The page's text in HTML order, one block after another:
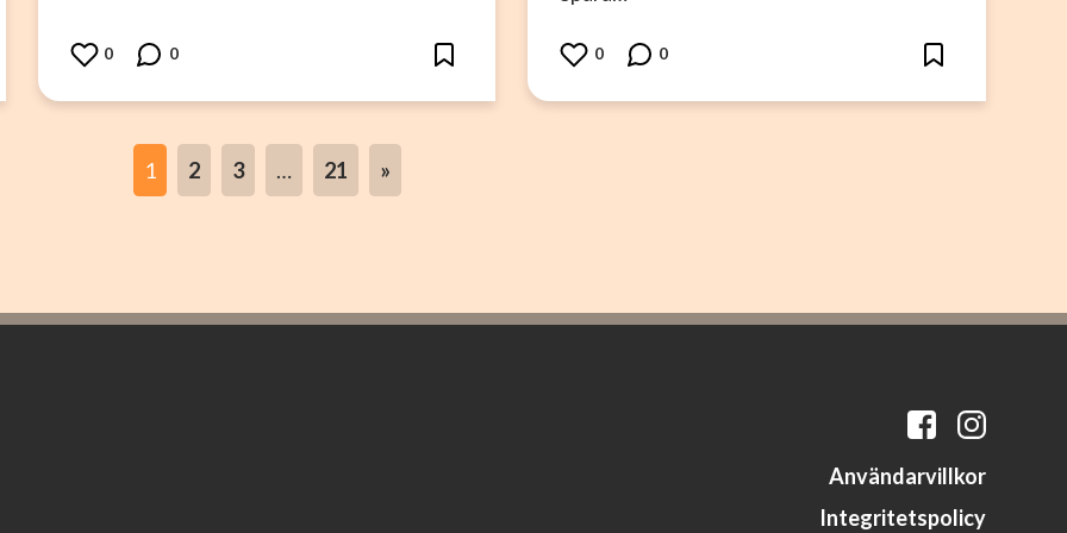
0 0 0 0
1 2 3 … 21 »
Användarvillkor
Integritetspolicy